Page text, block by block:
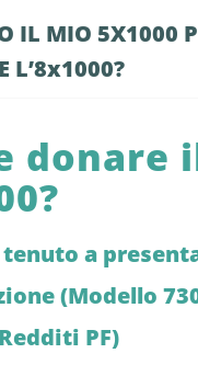
IL MIO 5X1000
L’8x1000?
donare
tenuto a
(Modello
PF)